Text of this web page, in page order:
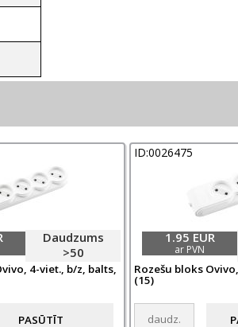
Daudzums
>50
4-viet., b/z, balts,
ID:0026475
1.95 EUR
ar PVN
Rozešu bloks
(15)